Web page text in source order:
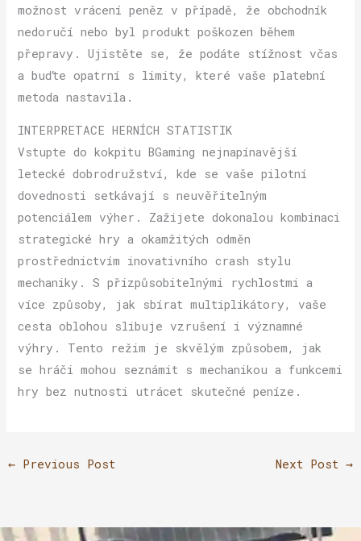
možnost vrácení peněz v případě, že obchodník
nedoručí nebo byl produkt poškozen během
přepravy. Ujistěte se, že podáte stížnost včas
a buďte opatrní s limity, které vaše platební
metoda nastavila.
INTERPRETACE HERNÍCH STATISTIK
Vstupte do kokpitu BGaming nejnapínavější
letecké dobrodružství, kde se vaše pilotní
dovednosti setkávají s neuvěřitelným
potenciálem výher. Zažijete dokonalou kombinaci
strategické hry a okamžitých odměn
prostřednictvím inovativního crash stylu
mechaniky. S přizpůsobitelnými rychlostmi a
více způsoby, jak sbírat multiplikátory, vaše
cesta oblohou slibuje vzrušení i významné
výhry. Tento režim je skvělým způsobem, jak
se hráči mohou seznámit s mechanikou a funkcemi
hry bez nutnosti utrácet skutečné peníze.
←Previous Post Next Post→